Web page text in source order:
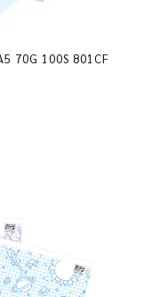
70G 100S 801CF